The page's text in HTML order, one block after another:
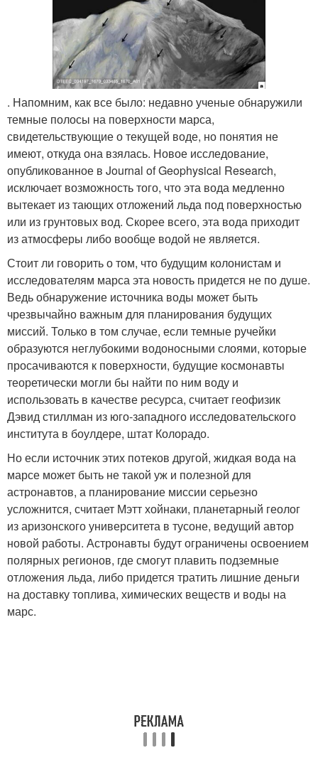
. Напомним, как все было: недавно ученые обнаружили
темные полосы на поверхности марса,
свидетельствующие о текущей воде, но понятия не
имеют, откуда она взялась. Новое исследование,
опубликованное в Journal of Geophysical Research,
исключает возможность того, что эта вода медленно
вытекает из тающих отложений льда под поверхностью
или из грунтовых вод. Скорее всего, эта вода приходит
из атмосферы либо вообще водой не является.
Стоит ли говорить о том, что будущим колонистам и
исследователям марса эта новость придется не по душе.
Ведь обнаружение источника воды может быть
чрезвычайно важным для планирования будущих
миссий. Только в том случае, если темные ручейки
образуются неглубокими водоносными слоями, которые
просачиваются к поверхности, будущие космонавты
теоретически могли бы найти по ним воду и
использовать в качестве ресурса, считает геофизик
Дэвид стиллман из юго-западного исследовательского
института в боулдере, штат Колорадо.
Но если источник этих потеков другой, жидкая вода на
марсе может быть не такой уж и полезной для
астронавтов, а планирование миссии серьезно
усложнится, считает Мэтт хойнаки, планетарный геолог
из аризонского университета в тусоне, ведущий автор
новой работы. Астронавты будут ограничены освоением
полярных регионов, где смогут плавить подземные
отложения льда, либо придется тратить лишние деньги
на доставку топлива, химических веществ и воды на
марс.